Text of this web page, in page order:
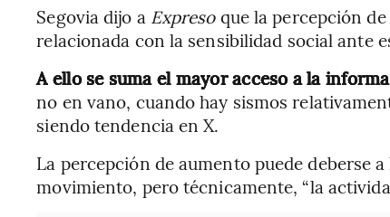
Segovia dijo a Expresoque la percepción
relacionada con la sensibilidad social ante
A ello se suma el mayor acceso a la
no en vano, cuando hay sismos
siendo tendencia en X.
La percepción de aumento puede deberse
movimiento, pero técnicamente, “la